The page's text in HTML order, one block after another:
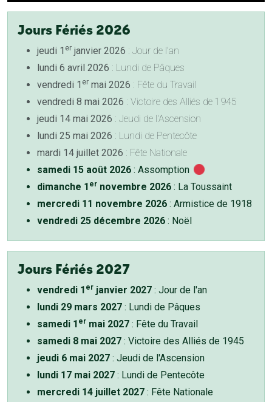
Jours Fériés 2026
jeudi 1 er janvier 2026 : Jour de l'an
lundi 6 avril 2026 : Lundi de Pâques
vendredi 1 er mai 2026 : Fête du Travail
vendredi 8 mai 2026 : Victoire des Alliés de 1945
jeudi 14 mai 2026 : Jeudi de l'Ascension
lundi 25 mai 2026 : Lundi de Pentecôte
mardi 14 juillet 2026 : Fête Nationale
samedi 15 août 2026 : Assomption
dimanche 1 er novembre 2026 : La Toussaint
mercredi 11 novembre 2026 : Armistice de 1918
vendredi 25 décembre 2026 : Noël
Jours Fériés 2027
vendredi 1 er janvier 2027 : Jour de l'an
lundi 29 mars 2027 : Lundi de Pâques
samedi 1 er mai 2027 : Fête du Travail
samedi 8 mai 2027 : Victoire des Alliés de 1945
jeudi 6 mai 2027 : Jeudi de l'Ascension
lundi 17 mai 2027 : Lundi de Pentecôte
mercredi 14 juillet 2027 : Fête Nationale